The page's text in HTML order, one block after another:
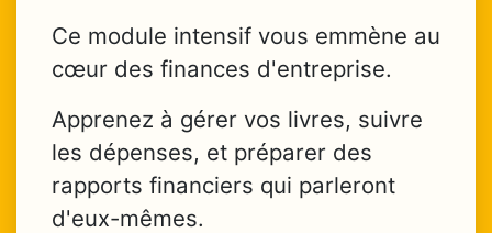
Ce module intensif vous emmène au
cœur des finances d'entreprise.
Apprenez à gérer vos livres, suivre
les dépenses, et préparer des
rapports financiers qui parleront
d'eux-mêmes.